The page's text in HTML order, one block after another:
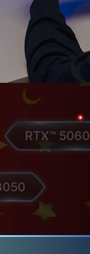
RTX™ 5060